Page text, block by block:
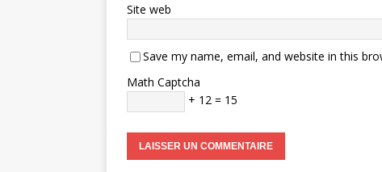
Site web
Save my name, email, and website in this
Math Captcha
+ 12 = 15